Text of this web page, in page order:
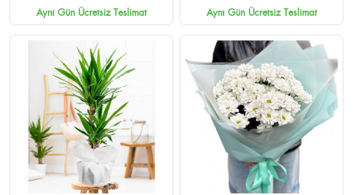
Aynı Gün Ücretsiz Teslimat Aynı Gün Ücretsiz Teslimat